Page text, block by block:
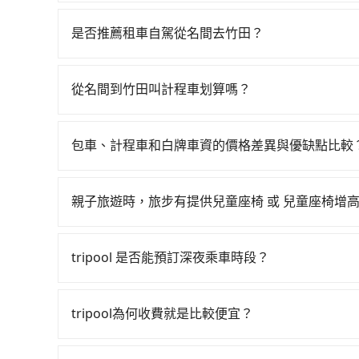
23:01，彰化-左營一天最多僅27班次，如果行程
670元，再用10分鐘出站、等待車站前排班的計
大城市的500倍。縱使幸運攔到一輛小黃了，南投
來預約tripool！如果你僅有兩位乘車，也可參考
是否推薦租車自駕從名間去竹田？
天就要來回，那在南投路邊可隨租隨借的iRent應
額外的汽車保險與可能的罰單都需自付。再者，
像在開樂透一樣。另外，偶爾也會遇到明明已經
行李時，就顯得非常不便。
從名間到竹田叫計程車划算嗎？
話至名間附近的計程車隊，如久鈴計程車、天一
倍之多。如果當天或隔天也要原路返回，屏東縣
包車、計程車和白牌車資的價格差異與優缺點比較
地點上車較客製化。此外，司機還會提供各種旅
無法申訴退費。
親子旅遊時，旅步有提供兒童座椅 或 兒童座椅增
寫您的需求。
tripool 是否能預訂深夜乘車時段？
tripool為何收費就是比較便宜？